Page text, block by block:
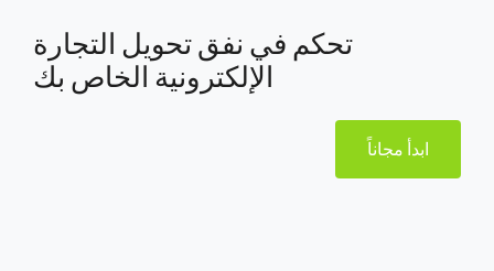
تحكم في نفق تحويل التجارة
الإلكترونية الخاص بك
ابدأ مجاناً